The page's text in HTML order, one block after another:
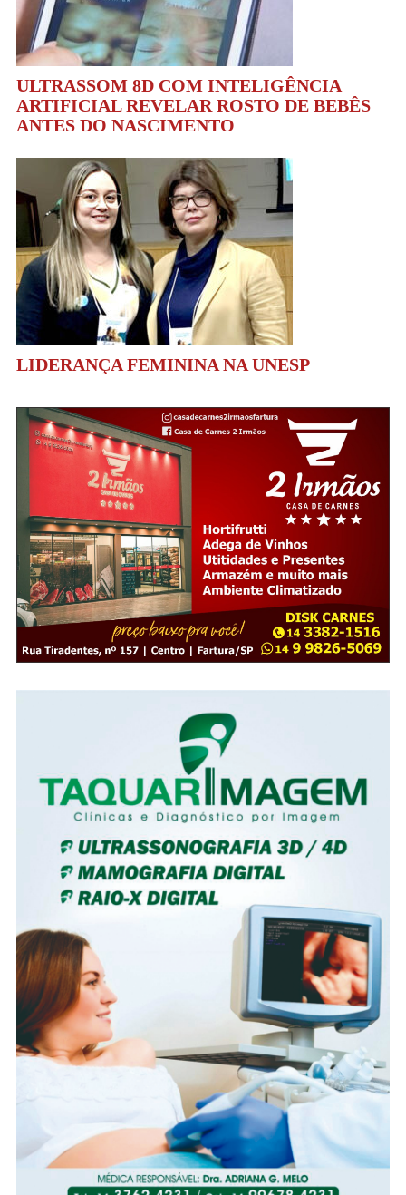
ULTRASSOM 8D COM INTELIGÊNCIA
ARTIFICIAL REVELAR ROSTO DE BEBÊS
ANTES DO NASCIMENTO
LIDERANÇA FEMININA NA UNESP